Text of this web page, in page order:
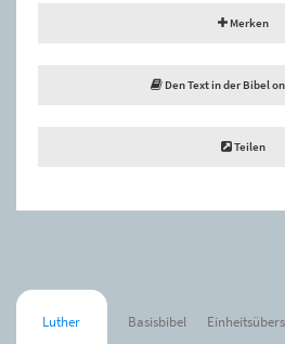
Merken
Den Text in der Bibel
Teilen
Luther Basisbibel